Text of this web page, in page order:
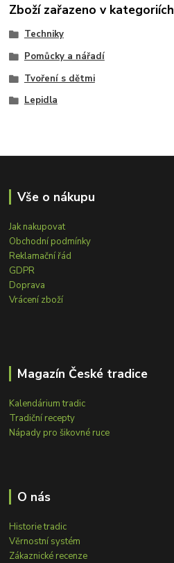
Zboží zařazeno v kategoriích
Techniky
Pomůcky a nářadí
Tvoření s dětmi
Lepidla
Vše o nákupu
Jak nakupovat
Obchodní podmínky
Reklamační řád
GDPR
Doprava
Vrácení zboží
Magazín České tradice
Kalendárium tradic
Tradiční recepty
Nápady pro šikovné ruce
O nás
Historie tradic
Věrnostní systém
Zákaznické recenze